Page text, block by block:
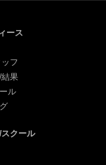
ース
フ
果
ル
クール